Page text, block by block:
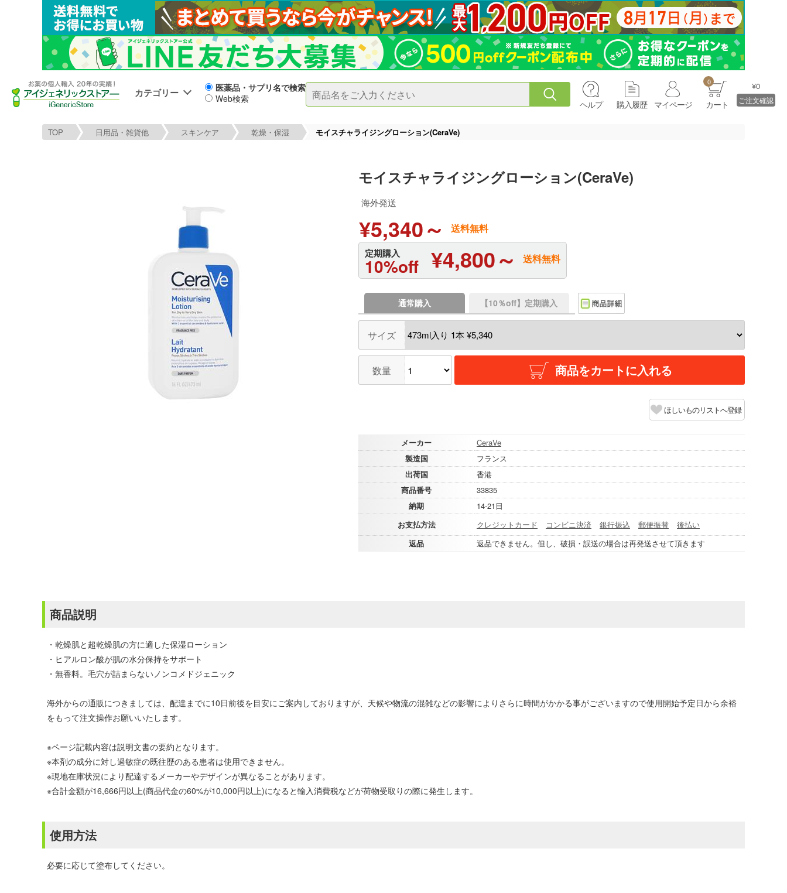
カテゴリー
医薬品・サプリ名で検索
Web検索
ヘルプ 購入履歴 マイページ
0
カート
¥0
ご注文確認
TOP 日用品・雑貨他 スキンケア 乾燥・保湿 モイスチャライジングローション(CeraVe)
モイスチャライジングローション(CeraVe)
海外発送
¥5,340～ 送料無料
定期購入
10%off ¥4,800～ 送料無料
通常購入 【10％off】定期購入
サイズ
数量 商品をカートに入れる
ほしいものリストへ登録
メーカー
CeraVe
製造国
フランス
出荷国
香港
商品番号
33835
納期
14-21日
お支払方法
クレジットカード コンビニ決済 銀行振込 郵便振替
後払い
返品
返品できません。但し、破損・誤送の場合は再発送させて頂きます
商品説明
・乾燥肌と超乾燥肌の方に適した保湿ローション
・ヒアルロン酸が肌の水分保持をサポート
・無香料。毛穴が詰まらないノンコメドジェニック
海外からの通販につきましては、配達までに10日前後を目安にご案内しておりますが、天候や物流の混雑などの影響によりさらに時間がかかる事がございますので使用開始予定日から余裕
をもって注文操作お願いいたします。
※ページ記載内容は説明文書の要約となります。
※本剤の成分に対し過敏症の既往歴のある患者は使用できません。
※現地在庫状況により配達するメーカーやデザインが異なることがあります。
※合計金額が16,666円以上(商品代金の60%が10,000円以上)になると輸入消費税などが荷物受取りの際に発生します。
使用方法
必要に応じて塗布してください。